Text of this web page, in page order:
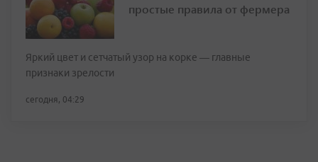
простые правила от фермера
Яркий цвет и сетчатый узор на корке — главные
признаки зрелости
сегодня, 04:29